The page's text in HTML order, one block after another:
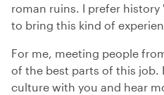
roman ruins. I prefer
to bring this kind of
For me, meeting people
of the best parts of this job.
culture with you and hear